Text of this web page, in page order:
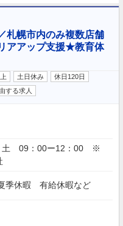
札幌市内のみ複数店舗
アアップ支援★教育体
土日休み
休日120日
する求人
09：00ー12：00 ※
休暇 有給休暇など